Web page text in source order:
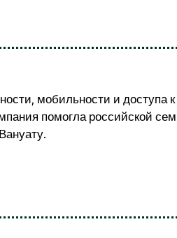
мобильности и доступа
помогла российской